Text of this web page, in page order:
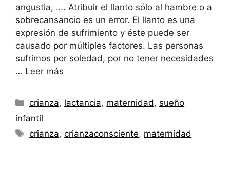
angustia, …. Atribuir el llanto sólo al hambre o a
sobrecansancio es un error. El llanto es una
expresión de sufrimiento y éste puede ser
causado por múltiples factores. Las personas
sufrimos por soledad, por no tener necesidades
… Leer más
Categorías
crianza, lactancia, maternidad , sueño
infantil
Etiquetas
crianza,crianzaconsciente, maternidad